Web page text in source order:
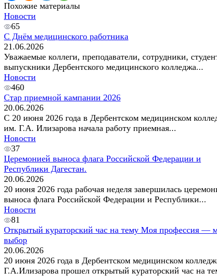
Похожие материалы
Новости
65
С Днём медицинского работника
21.06.2026
Уважаемые коллеги, преподаватели, сотрудники,
выпускники Дербентского медицинского колледжа...
Новости
460
Стар приемной кампании 2026
20.06.2026
С 20 июня 2026 года в Дербентском медицинском
им. Г.А. Илизарова начала работу приемная...
Новости
37
Церемонией выноса флага Российской Федерации и
Республики Дагестан.
20.06.2026
20 июня 2026 года рабочая неделя завершилась
выноса флага Российской Федерации и Республики...
Новости
81
Открытый кураторский час на тему Моя профессия —
выбор
20.06.2026
20 июня 2026 года в Дербентском медицинском
Г.А.Илизарова прошел открытый кураторский час на